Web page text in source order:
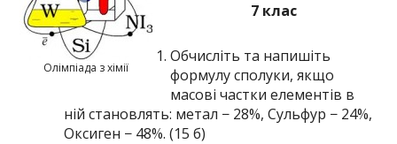
Олімпіада з хімії
7 клас
Обчисліть та напишіть
формулу сполуки, якщо
масові частки елементів в
ній становлять: метал − 28%, Сульфур − 24%,
Оксиген − 48%. (15 б)